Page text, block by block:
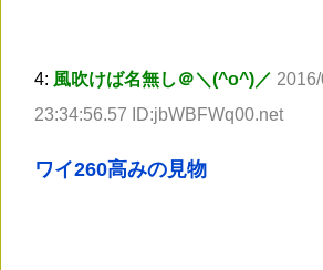
4: 風吹けば名無し＠＼(^o^)／
23:34:56.57 ID:jbWBFWq00.net
ワイ260高みの見物